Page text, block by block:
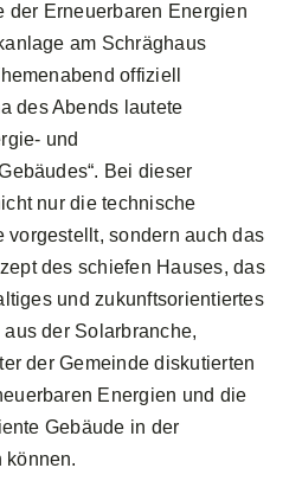
der Erneuerbaren Energien
am Schräghaus
offiziell
des Abends lautete
und
Bei dieser
nur die technische
vorgestellt, sondern auch das
des schiefen Hauses, das
und zukunftsorientiertes
der Solarbranche,
der Gemeinde diskutierten
Energien und die
Gebäude in der
können.